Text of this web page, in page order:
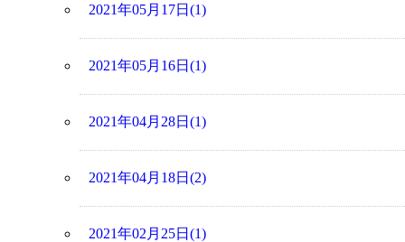
2021年05月17日(1)
2021年05月16日(1)
2021年04月28日(1)
2021年04月18日(2)
2021年02月25日(1)